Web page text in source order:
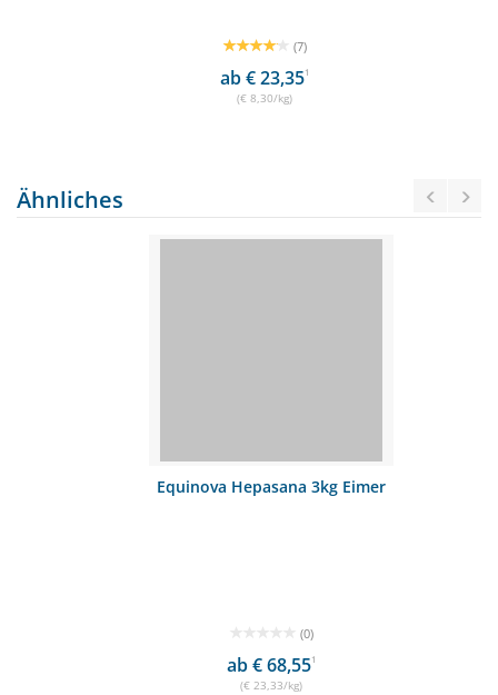
(7)
ab € 23,351
(€ 8,30/kg)
Ähnliches
Equinova Hepasana 3kg Eimer
ab € 68,55 1
(€ 23,33/kg)